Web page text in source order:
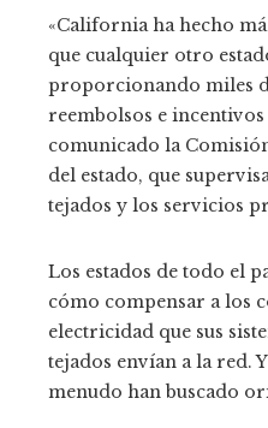
«California ha hecho
que cualquier otro
proporcionando miles
reembolsos e
comunicado la
del estado, que
tejados y los servicios
Los estados de todo el
cómo compensar a los
electricidad que sus
tejados envían a la red.
menudo han buscado